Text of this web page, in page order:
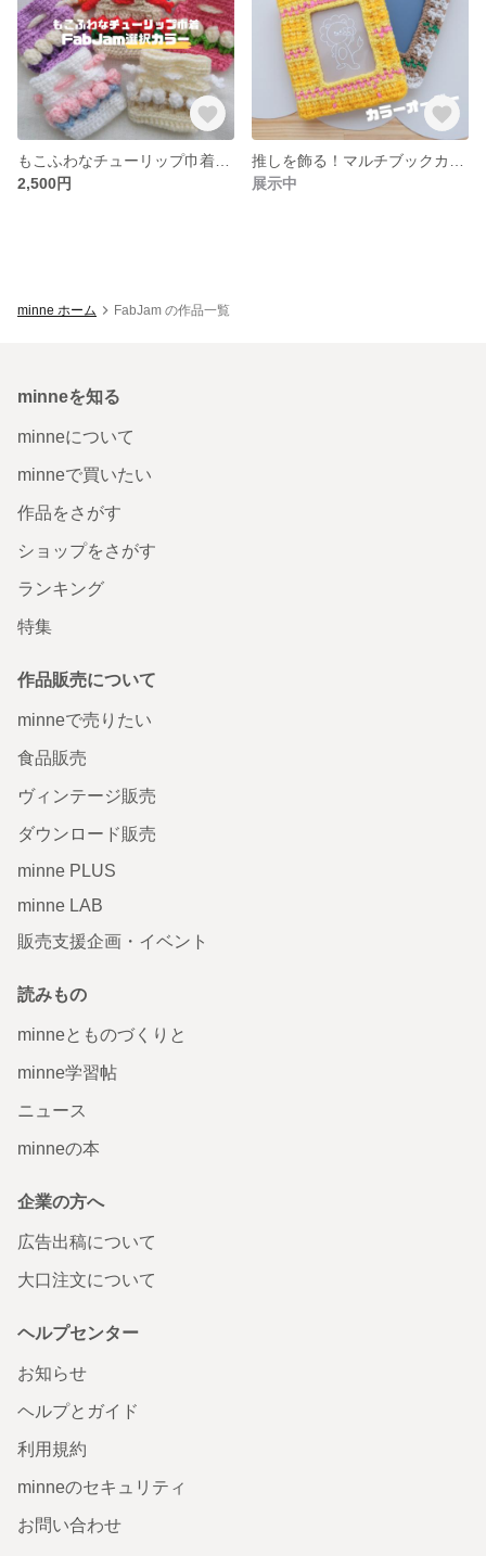
2,500円
展示中
minne ホーム FabJam の作品一覧
minneを知る
minneについて
minneで買いたい
作品をさがす
ショップをさがす
ランキング
特集
作品販売について
minneで売りたい
食品販売
ヴィンテージ販売
ダウンロード販売
minne PLUS
minne LAB
販売支援企画・イベント
読みもの
minneとものづくりと
minne学習帖
ニュース
minneの本
企業の方へ
広告出稿について
大口注文について
ヘルプセンター
お知らせ
ヘルプとガイド
利用規約
minneのセキュリティ
お問い合わせ